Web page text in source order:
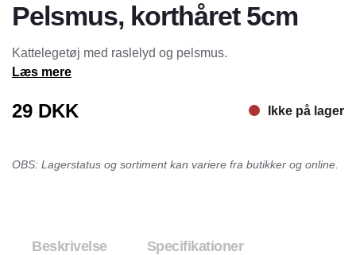
Pelsmus, korthåret 5cm
Kattelegetøj med raslelyd og pelsmus.
Læs mere
29 DKK Ikke på lager
OBS: Lagerstatus og sortiment kan variere fra butikker og online.
Beskrivelse Specifikationer